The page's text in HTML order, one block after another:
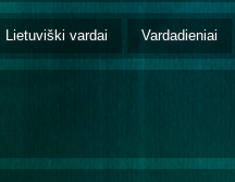
Lietuviški vardai Vardadieniai